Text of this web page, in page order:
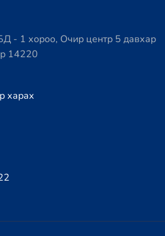
- 1 хороо, Очир центр 5 давхар
14220
харах